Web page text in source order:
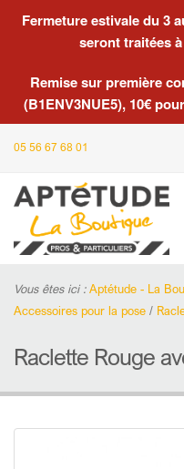
Fermeture estivale du 3
seront traitées
Remise sur première
(B1ENV3NUE5), 10€
05 56 67 68 01
Vous êtes ici :Aptétude - La
Accessoires pour la pose /
Raclette Rouge